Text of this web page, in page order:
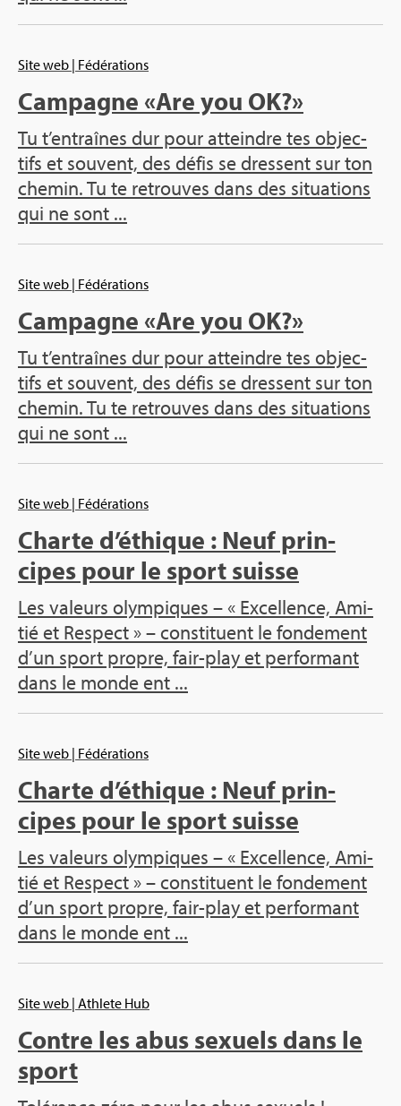
Site web | Fédé­ra­tions
Cam­pagne «Are you OK?»
Tu t’en­traînes dur pour atteindre tes objec­
tifs et sou­vent, des défis se dressent sur ton
che­min. Tu te retrouves dans des situa­tions
qui ne sont ...
Site web | Fédé­ra­tions
Cam­pagne «Are you OK?»
Tu t’en­traînes dur pour atteindre tes objec­
tifs et sou­vent, des défis se dressent sur ton
che­min. Tu te retrouves dans des situa­tions
qui ne sont ...
Site web | Fédé­ra­tions
Charte d’éthique : Neuf prin­
cipes pour le sport suisse
Les valeurs olym­piques – « Excel­lence, Ami­
tié et Res­pect » – consti­tuent le fon­de­ment
d’un sport propre, fair-play et per­for­mant
dans le monde ent ...
Site web | Fédé­ra­tions
Charte d’éthique : Neuf prin­
cipes pour le sport suisse
Les valeurs olym­piques – « Excel­lence, Ami­
tié et Res­pect » – consti­tuent le fon­de­ment
d’un sport propre, fair-play et per­for­mant
dans le monde ent ...
Site web | Ath­lete Hub
Contre les abus sexuels dans le
sport